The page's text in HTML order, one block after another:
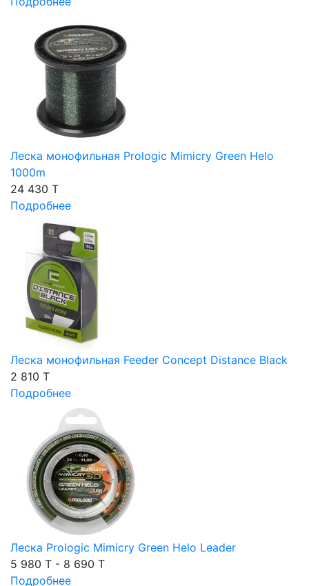
Леска монофильная Prologic Mimicry Green Helo
1000m
24 430 T
Подробнее
Леска монофильная Feeder Concept Distance Black
2 810 T
Подробнее
Леска Prologic Mimicry Green Helo Leader
5 980 T - 8 690 T
Подробнее